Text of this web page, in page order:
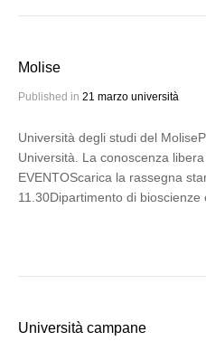
Molise
Published in 21 marzo università
Università degli studi del
Università. La conoscenza
EVENTOScarica la rassegna
11.30Dipartimento di bioscienze
Università campane